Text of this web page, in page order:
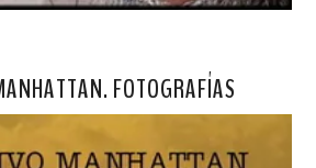
FOTOGRAFÍAS